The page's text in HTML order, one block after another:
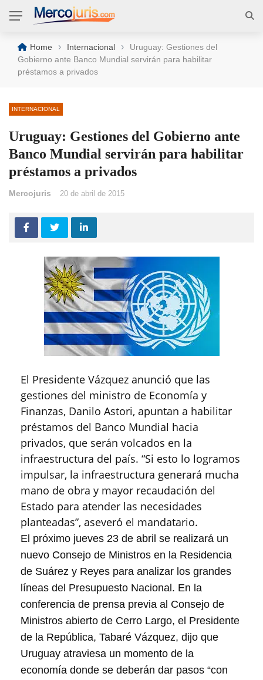
Home › Internacional ›
Uruguay: Gestiones del
Gobierno ante Banco Mundial servirán para habilitar
préstamos a privados
INTERNACIONAL
Uruguay: Gestiones del Gobierno ante
Banco Mundial servirán para habilitar
préstamos a privados
Mercojuris 20 de abril de 2015
El Presidente Vázquez anunció que las
gestiones del ministro de Economía y
Finanzas, Danilo Astori, apuntan a habilitar
préstamos del Banco Mundial hacia
privados, que serán volcados en la
infraestructura del país. “Si esto lo logramos
impulsar, la infraestructura generará mucha
mano de obra y mayor recaudación del
Estado para atender las necesidades
planteadas”, aseveró el mandatario.
El próximo jueves 23 de abril se realizará un
nuevo Consejo de Ministros en la Residencia
de Suárez y Reyes para analizar los grandes
líneas del Presupuesto Nacional. En la
conferencia de prensa previa al Consejo de
Ministros abierto de Cerro Largo, el Presidente
de la República, Tabaré Vázquez, dijo que
Uruguay atraviesa un momento de la
economía donde se deberán dar pasos “con